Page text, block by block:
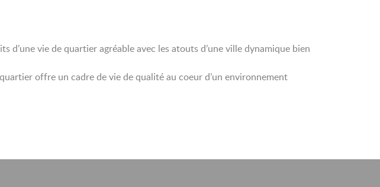
vie de quartier agréable avec les atouts d’une ville dynamique bien
offre un cadre de vie de qualité au coeur d’un environnement